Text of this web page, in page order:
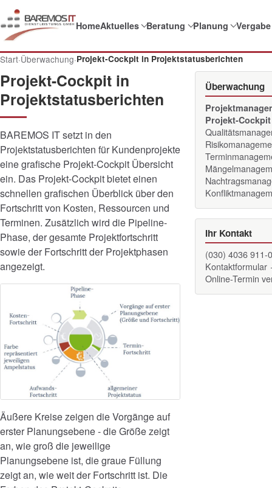
HomeAktuelles Beratung Planung Vergabe
Start·Überwachung·Projekt-Cockpit in Projektstatusberichten
Projekt-Cockpit in
Projektstatusberichten
BAREMOS IT setzt in den
Projektstatusberichten für Kundenprojekte
eine grafische Projekt-Cockpit Übersicht
ein. Das Projekt-Cockpit bietet einen
schnellen grafischen Überblick über den
Fortschritt von Kosten, Ressourcen und
Terminen. Zusätzlich wird die Pipeline-
Phase, der gesamte Projektfortschritt
sowie der Fortschritt der Projektphasen
angezeigt.
Äußere Kreise zeigen die Vorgänge auf
erster Planungsebene - die Größe zeigt
an, wie groß die jeweilige
Planungsebene ist, die graue Füllung
zeigt an, wie weit der Fortschritt ist. Die
Überwachung
Projekt-Cockpit
Ihr Kontakt
(030) 4036 911-
Online-Termin